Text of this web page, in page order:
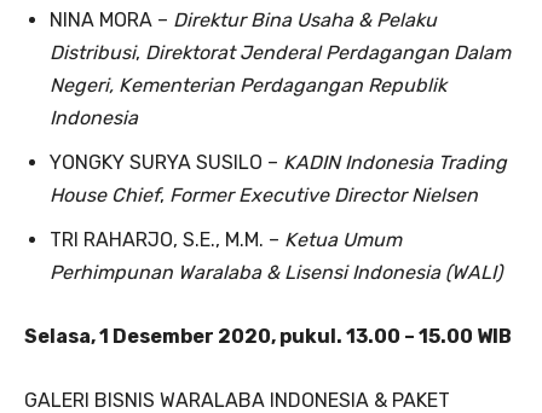
NINA MORA – Direktur Bina Usaha & Pelaku
Distribusi, Direktorat Jenderal Perdagangan Dalam
Negeri, Kementerian Perdagangan Republik
Indonesia
YONGKY SURYA SUSILO – KADIN Indonesia Trading
House Chief, Former Executive Director Nielsen
TRI RAHARJO, S.E., M.M. – Ketua Umum
Perhimpunan Waralaba & Lisensi Indonesia (WALI)
Selasa, 1 Desember 2020, pukul. 13.00 – 15.00 WIB
GALERI BISNIS WARALABA INDONESIA & PAKET